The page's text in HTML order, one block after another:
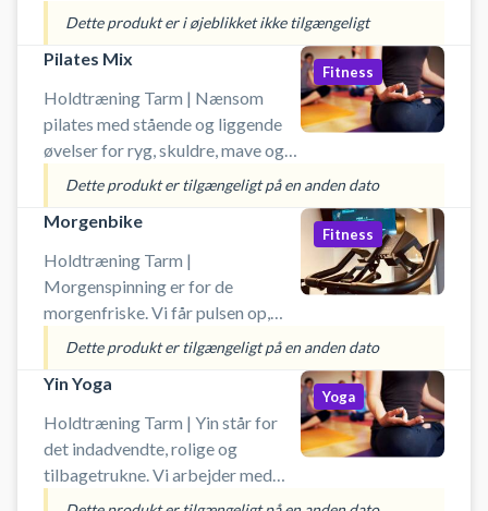
og muskler, du bruger i din
hverdag, så du bliver bedst muligt
styrket til dine
hverdagsaktiviteter. Øvelserne
foregår med vægte, hvor du selv
styrer belastning, samt med
skal henvende dig til instruktøren
ved holdstart.
Dette produkt er i øjeblikket ikke tilgængeligt
Pilates Mix
Holdtræning Tarm | Nænsom
pilates med stående og liggende
øvelser for ryg, skuldre, mave og
stor fokus på åndedrættet. Der vil
også inddrages øvelser fra
forskellige yogastile, som
variation i træningen. Det hele
foregår i et roligt tempo og ikke
for svært, så alle kan være med. I
skal bruge - men du er selvfølgelig
også velkommen til medbringe
Fitness
Dette produkt er tilgængeligt på en anden dato
Morgenbike
Holdtræning Tarm |
Morgenspinning er for de
morgenfriske. Vi får pulsen op,
sved på panden og trætte ben når
vi cykler i godt selskab. Hver
instruktør har sin egen stil og
kører timerne efter individuel
belastning og puls så alle kan være
med. Du kan låne spinningssko i
Fitness
Dette produkt er tilgængeligt på en anden dato
Yin Yoga
Holdtræning Tarm | Yin står for
det indadvendte, rolige og
tilbagetrukne. Vi arbejder med
vores muskler og bindevæv i
Yoga